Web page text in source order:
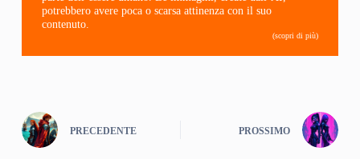
potrebbero avere poca o scarsa attinenza con il suo
contenuto.
(scopri di più)
PRECEDENTE PROSSIMO